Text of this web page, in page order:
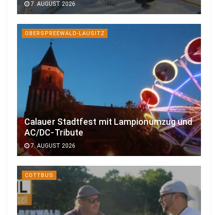
7. AUGUST 2026
OBERSPREEWALD-LAUSITZ
Calauer Stadtfest mit Lampionumzug und
AC/DC-Tribute
7. AUGUST 2026
COTTBUS